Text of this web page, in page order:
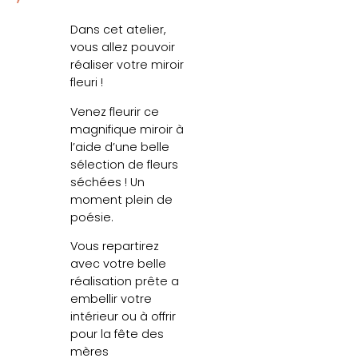
Dans cet atelier,
vous allez pouvoir
réaliser votre miroir
fleuri !
Venez fleurir ce
magnifique miroir à
l’aide d’une belle
sélection de fleurs
séchées ! Un
moment plein de
poésie.
Vous repartirez
avec votre belle
réalisation prête a
embellir votre
intérieur ou à offrir
pour la fête des
mères